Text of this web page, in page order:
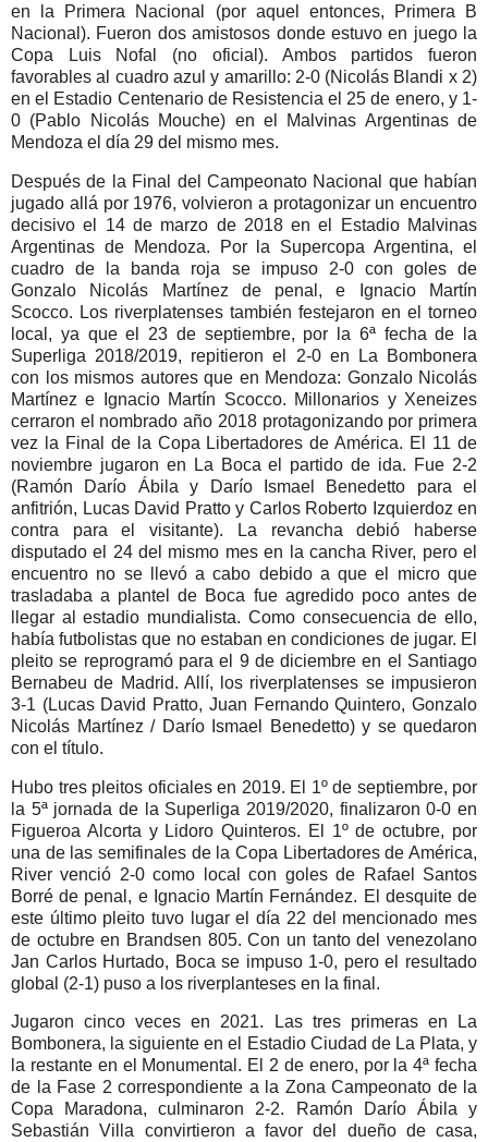
en la Primera Nacional (por aquel entonces, Primera B
Nacional). Fueron dos amistosos donde estuvo en juego la
Copa Luis Nofal (no oficial). Ambos partidos fueron
favorables al cuadro azul y amarillo: 2-0 (Nicolás Blandi x 2)
en el Estadio Centenario de Resistencia el 25 de enero, y 1-
0 (Pablo Nicolás Mouche) en el Malvinas Argentinas de
Mendoza el día 29 del mismo mes.
Después de la Final del Campeonato Nacional que habían
jugado allá por 1976, volvieron a protagonizar un encuentro
decisivo el 14 de marzo de 2018 en el Estadio Malvinas
Argentinas de Mendoza. Por la Supercopa Argentina, el
cuadro de la banda roja se impuso 2-0 con goles de
Gonzalo Nicolás Martínez de penal, e Ignacio Martín
Scocco. Los riverplatenses también festejaron en el torneo
local, ya que el 23 de septiembre, por la 6ª fecha de la
Superliga 2018/2019, repitieron el 2-0 en La Bombonera
con los mismos autores que en Mendoza: Gonzalo Nicolás
Martínez e Ignacio Martín Scocco. Millonarios y Xeneizes
cerraron el nombrado año 2018 protagonizando por primera
vez la Final de la Copa Libertadores de América. El 11 de
noviembre jugaron en La Boca el partido de ida. Fue 2-2
(Ramón Darío Ábila y Darío Ismael Benedetto para el
anfitrión, Lucas David Pratto y Carlos Roberto Izquierdoz en
contra para el visitante). La revancha debió haberse
disputado el 24 del mismo mes en la cancha River, pero el
encuentro no se llevó a cabo debido a que el micro que
trasladaba a plantel de Boca fue agredido poco antes de
llegar al estadio mundialista. Como consecuencia de ello,
había futbolistas que no estaban en condiciones de jugar. El
pleito se reprogramó para el 9 de diciembre en el Santiago
Bernabeu de Madrid. Allí, los riverplatenses se impusieron
3-1 (Lucas David Pratto, Juan Fernando Quintero, Gonzalo
Nicolás Martínez / Darío Ismael Benedetto) y se quedaron
con el título.
Hubo tres pleitos oficiales en 2019. El 1º de septiembre, por
la 5ª jornada de la Superliga 2019/2020, finalizaron 0-0 en
Figueroa Alcorta y Lidoro Quinteros. El 1º de octubre, por
una de las semifinales de la Copa Libertadores de América,
River venció 2-0 como local con goles de Rafael Santos
Borré de penal, e Ignacio Martín Fernández. El desquite de
este último pleito tuvo lugar el día 22 del mencionado mes
de octubre en Brandsen 805. Con un tanto del venezolano
Jan Carlos Hurtado, Boca se impuso 1-0, pero el resultado
global (2-1) puso a los riverplanteses en la final.
Jugaron cinco veces en 2021. Las tres primeras en La
Bombonera, la siguiente en el Estadio Ciudad de La Plata, y
la restante en el Monumental. El 2 de enero, por la 4ª fecha
de la Fase 2 correspondiente a la Zona Campeonato de la
Copa Maradona, culminaron 2-2. Ramón Darío Ábila y
Sebastián Villa convirtieron a favor del dueño de casa,